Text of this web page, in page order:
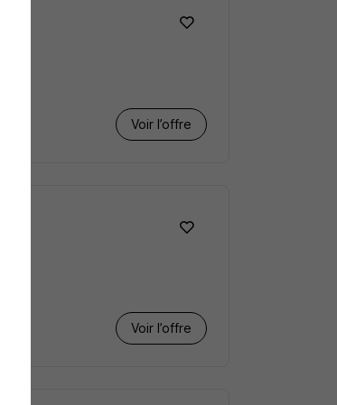
Voir l’offre
Voir l’offre